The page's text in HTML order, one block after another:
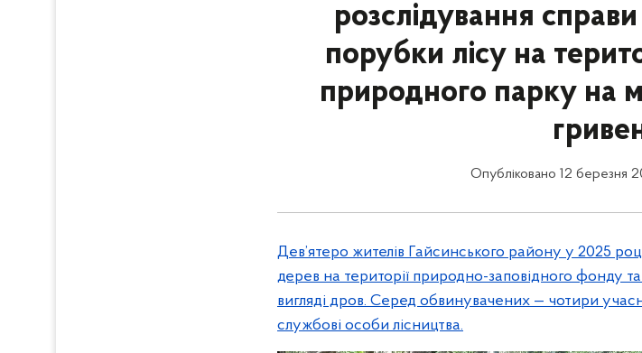
розслідування
порубки лісу на
природного парку на
Опубліковано 12 березня
Дев’ятеро жителів Гайсинського району у 2025
дерев на території природно-заповідного фонду
вигляді дров. Серед обвинувачених — чотири
службові особи лісництва.